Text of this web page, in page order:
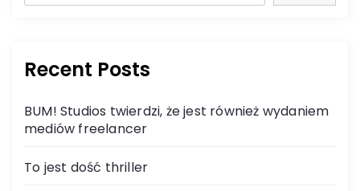
Recent Posts
BUM! Studios twierdzi, że jest również wydaniem
mediów freelancer
To jest dość thriller